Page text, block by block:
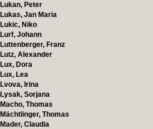
Lukan, Peter
Lukas, Jan Maria
Lukic, Niko
Lurf, Johann
Luttenberger, Franz
Lutz, Alexander
Lux, Dora
Lux, Lea
Lvova, Irina
Lysak, Sorjana
Macho, Thomas
Mächtlinger, Thomas
Mader, Claudia